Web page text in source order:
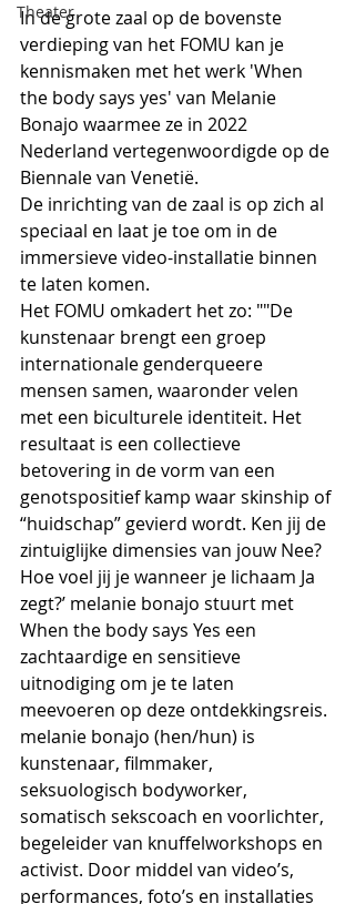
Theater
In de grote zaal op de bovenste
verdieping van het FOMU kan je
kennismaken met het werk 'When
the body says yes' van Melanie
Bonajo waarmee ze in 2022
Nederland vertegenwoordigde op de
Biennale van Venetië.
De inrichting van de zaal is op zich al
speciaal en laat je toe om in de
immersieve video-installatie binnen
te laten komen.
Het FOMU omkadert het zo: ""De
kunstenaar brengt een groep
internationale genderqueere
mensen samen, waaronder velen
met een biculturele identiteit. Het
resultaat is een collectieve
betovering in de vorm van een
genotspositief kamp waar skinship of
“huidschap” gevierd wordt. Ken jij de
zintuiglijke dimensies van jouw Nee?
Hoe voel jij je wanneer je lichaam Ja
zegt?’ melanie bonajo stuurt met
When the body says Yes een
zachtaardige en sensitieve
uitnodiging om je te laten
meevoeren op deze ontdekkingsreis.
melanie bonajo (hen/hun) is
kunstenaar, filmmaker,
seksuologisch bodyworker,
somatisch sekscoach en voorlichter,
begeleider van knuffelworkshops en
activist. Door middel van video’s,
performances, foto’s en installaties